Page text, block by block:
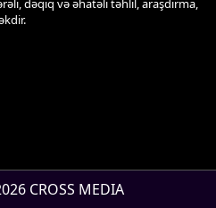
dəqiq və əhatəli təhlil, araşdırma,
CROSS MEDIA